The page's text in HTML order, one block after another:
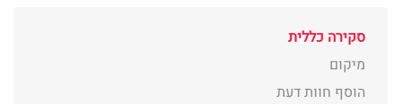
סקירה כללית
מיקום
הוסף חוות דעת